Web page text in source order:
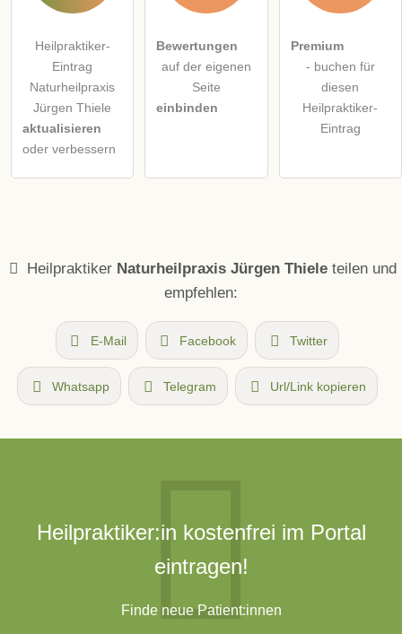
Heilpraktiker-
Eintrag
Naturheilpraxis
Jürgen Thiele
aktualisieren
oder verbessern
Bewertungen
auf der eigenen
Seite
einbinden
Premium
- buchen für
diesen
Heilpraktiker-
Eintrag
Heilpraktiker Naturheilpraxis Jürgen Thieleteilen und
empfehlen:
E-Mail Facebook Twitter
Whatsapp Telegram Url/Link kopieren
Heilpraktiker:in kostenfrei im Portal
eintragen!
Finde neue Patient:innen